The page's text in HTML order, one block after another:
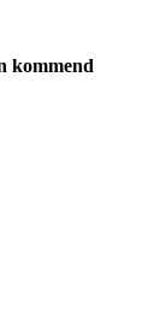
kommend